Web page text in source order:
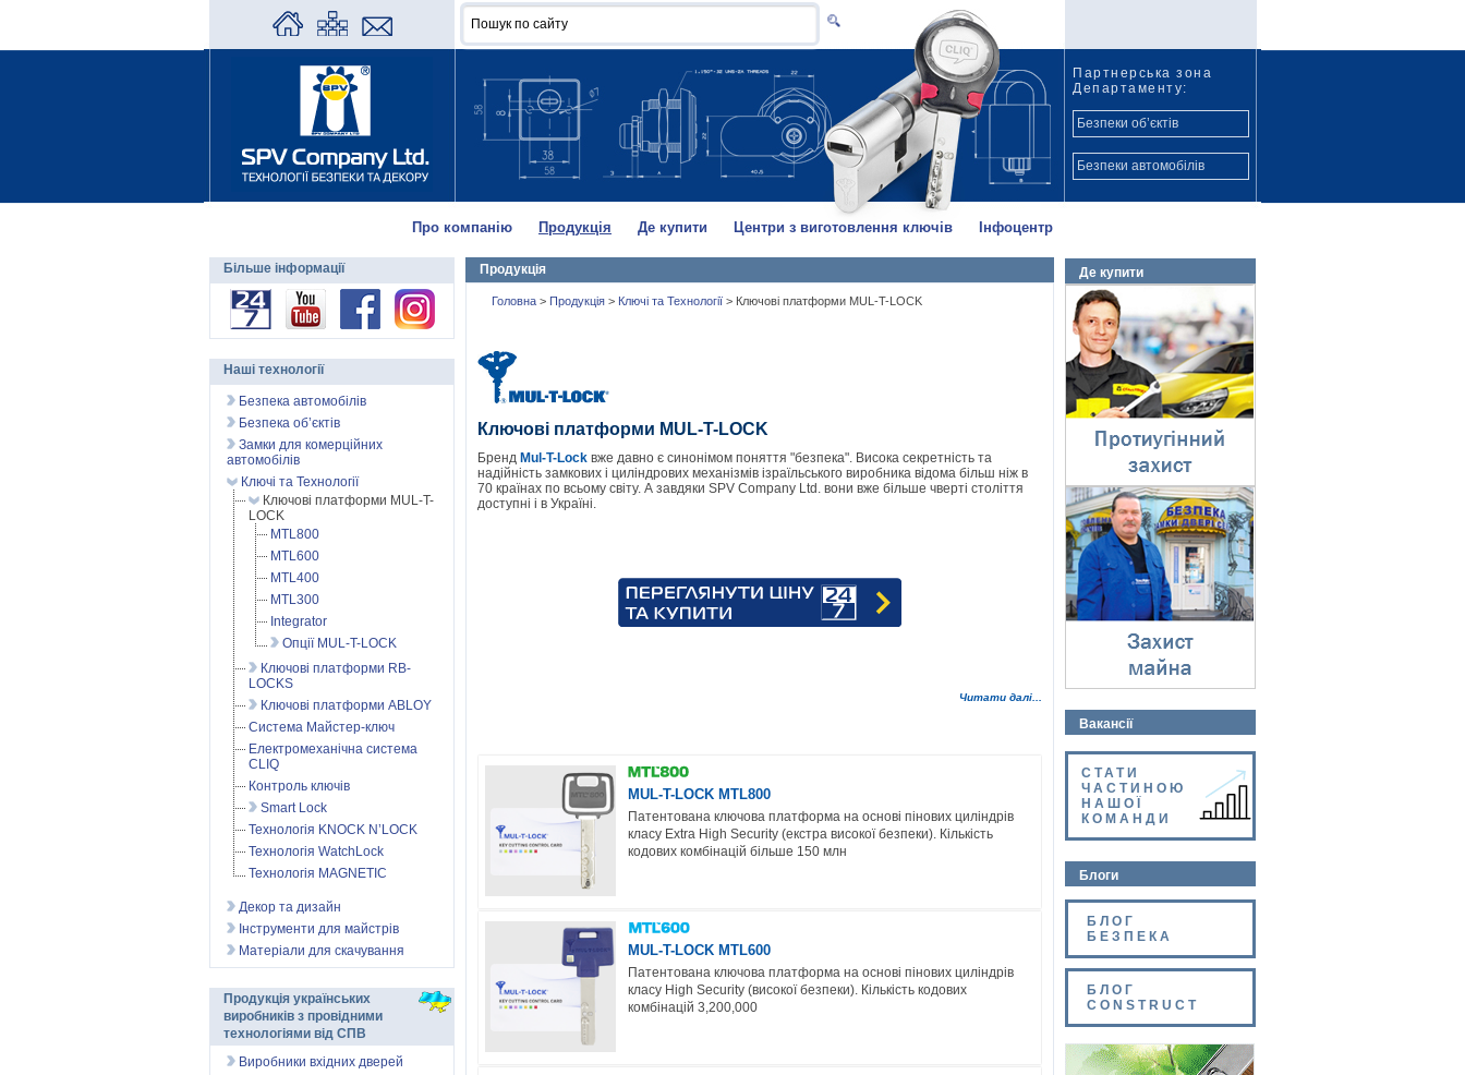
Партнерська зона
Департаменту:
Безпеки об’єктів
Безпеки автомобілів
Про компанію Продукція Де купити Центри з виготовлення ключів Інфоцентр
Продукція
Головна > Продукція > Ключі та Технології > Ключові платформи MUL-T-LOCK
Ключові платформи MUL-T-LOCK
Бренд Mul-T-Lock вже давно є синонімом поняття "безпека". Висока секретність та
надійність замкових і циліндрових механізмів ізраїльського виробника відома більш ніж в
70 країнах по всьому світу. А завдяки SPV Company Ltd. вони вже більше чверті століття
доступні і в Україні.
Читати далі...
MUL-T-LOCK MTL800
Патентована ключова платформа на основі пінових циліндрів
класу Extra High Security (екстра високої безпеки). Кількість
кодових комбінацій більше 150 млн
MUL-T-LOCK MTL600
Патентована ключова платформа на основі пінових циліндрів
класу High Security (високої безпеки). Кількість кодових
комбінацій 3,200,000
Де купити
Протиугінний захист
⇓
Захист майна
⇓
Вакансії
СТАТИ
ЧАСТИНОЮ
НАШОЇ
КОМАНДИ
Блоги
БЛОГ
БЕЗПЕКА
БЛОГ
CONSTRUCT
Більше інформації
Наші технології
Безпека автомобілів
Безпека об’єктів
Замки для комерційних
автомобілів
Ключі та Технології
Ключові платформи MUL-T-
LOCK
MTL800
MTL600
MTL400
MTL300
Integrator
Опції MUL-T-LOCK
Ключові платформи RB-
LOCKS
Ключові платформи ABLOY
Система Майстер-ключ
Електромеханічна система
CLIQ
Контроль ключів
Smart Lock
Технологія KNOCK N’LOCK
Технологія WatchLock
Технологія MAGNETIC
Декор та дизайн
Інструменти для майстрів
Матеріали для скачування
Продукція українських
виробників з провідними
технологіями від СПВ
Виробники вхідних дверей